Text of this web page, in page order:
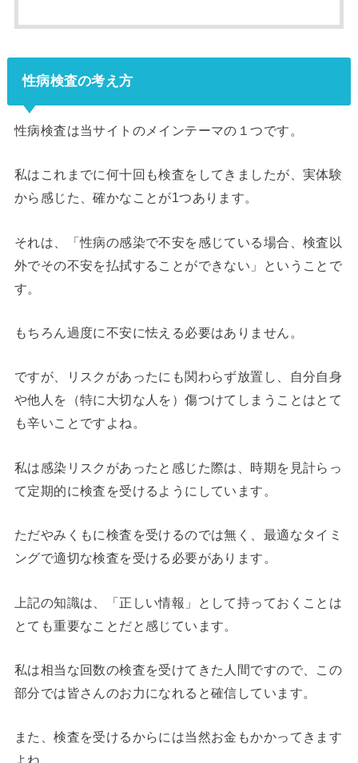
性病検査の考え方
性病検査は当サイトのメインテーマの１つです。
私はこれまでに何十回も検査をしてきましたが、実体験
から感じた、確かなことが1つあります。
それは、「性病の感染で不安を感じている場合、検査以
外でその不安を払拭することができない」ということで
す。
もちろん過度に不安に怯える必要はありません。
ですが、リスクがあったにも関わらず放置し、自分自身
や他人を（特に大切な人を）傷つけてしまうことはとて
も辛いことですよね。
私は感染リスクがあったと感じた際は、時期を見計らっ
て定期的に検査を受けるようにしています。
ただやみくもに検査を受けるのでは無く、最適なタイミ
ングで適切な検査を受ける必要があります。
上記の知識は、「正しい情報」として持っておくことは
とても重要なことだと感じています。
私は相当な回数の検査を受けてきた人間ですので、この
部分では皆さんのお力になれると確信しています。
また、検査を受けるからには当然お金もかかってきます
よね。